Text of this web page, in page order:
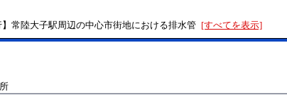
】常陸大子駅周辺の中心市街地における排水管 [すべてを表示]